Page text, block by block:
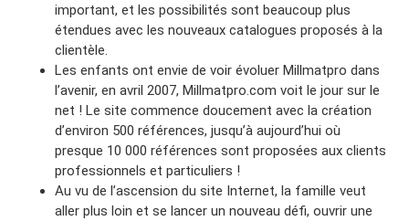
important, et les possibilités sont beaucoup plus
étendues avec les nouveaux catalogues proposés à la
clientèle.
Les enfants ont envie de voir évoluer Millmatpro dans
l’avenir, en avril 2007, Millmatpro.com voit le jour sur le
net ! Le site commence doucement avec la création
d’environ 500 références, jusqu’à aujourd’hui où
presque 10 000 références sont proposées aux clients
professionnels et particuliers !
Au vu de l’ascension du site Internet, la famille veut
aller plus loin et se lancer un nouveau défi, ouvrir une